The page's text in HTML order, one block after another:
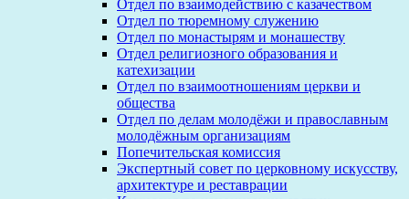
Отдел по взаимодействию с казачеством
Отдел по тюремному служению
Отдел по монастырям и монашеству
Отдел религиозного образования и
катехизации
Отдел по взаимоотношениям церкви и
общества
Отдел по делам молодёжи и православным
молодёжным организациям
Попечительская комиссия
Экспертный совет по церковному искусству,
архитектуре и реставрации